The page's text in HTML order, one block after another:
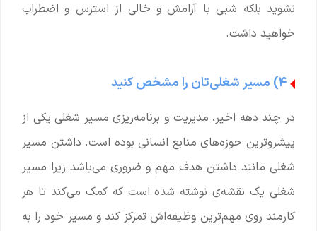
نشوید بلکه شبی با آرامش و خالی از استرس و اضطراب
خواهید داشت.
۴) مسیر شغلی‌تان را مشخص کنید
در چند دهه اخیر، مدیریت و برنامه‌ریزی مسیر شغلی یکی از
پیشروترین حوزه‌های منابع انسانی بوده است. داشتن مسیر
شغلی مانند داشتن هدف مهم و ضروری می‌باشد زیرا مسیر
شغلی یک نقشه‌ی نوشته ‌شده است که کمک می‌کند تا هر
کارمند روی مهم‌ترین وظیفه‌اش تمرکز کند و مسیر خود را به